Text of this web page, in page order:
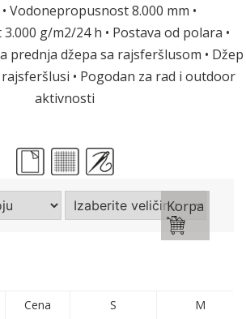
Vodonepropusnost 8.000 mm •
g/m2/24 h • Postava od polara •
prednja džepa sa rajsferšlusom • Džep
rajsferšlusi • Pogodan za rad i outdoor
aktivnosti
Korpa
Cena S
M